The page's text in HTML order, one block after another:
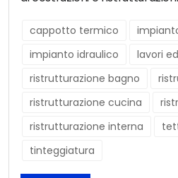
cappotto termico
impianto idraulico
lavori
ristrutturazione bagno
ristrutturazione cucina
ristrutturazione interna
tinteggiatura